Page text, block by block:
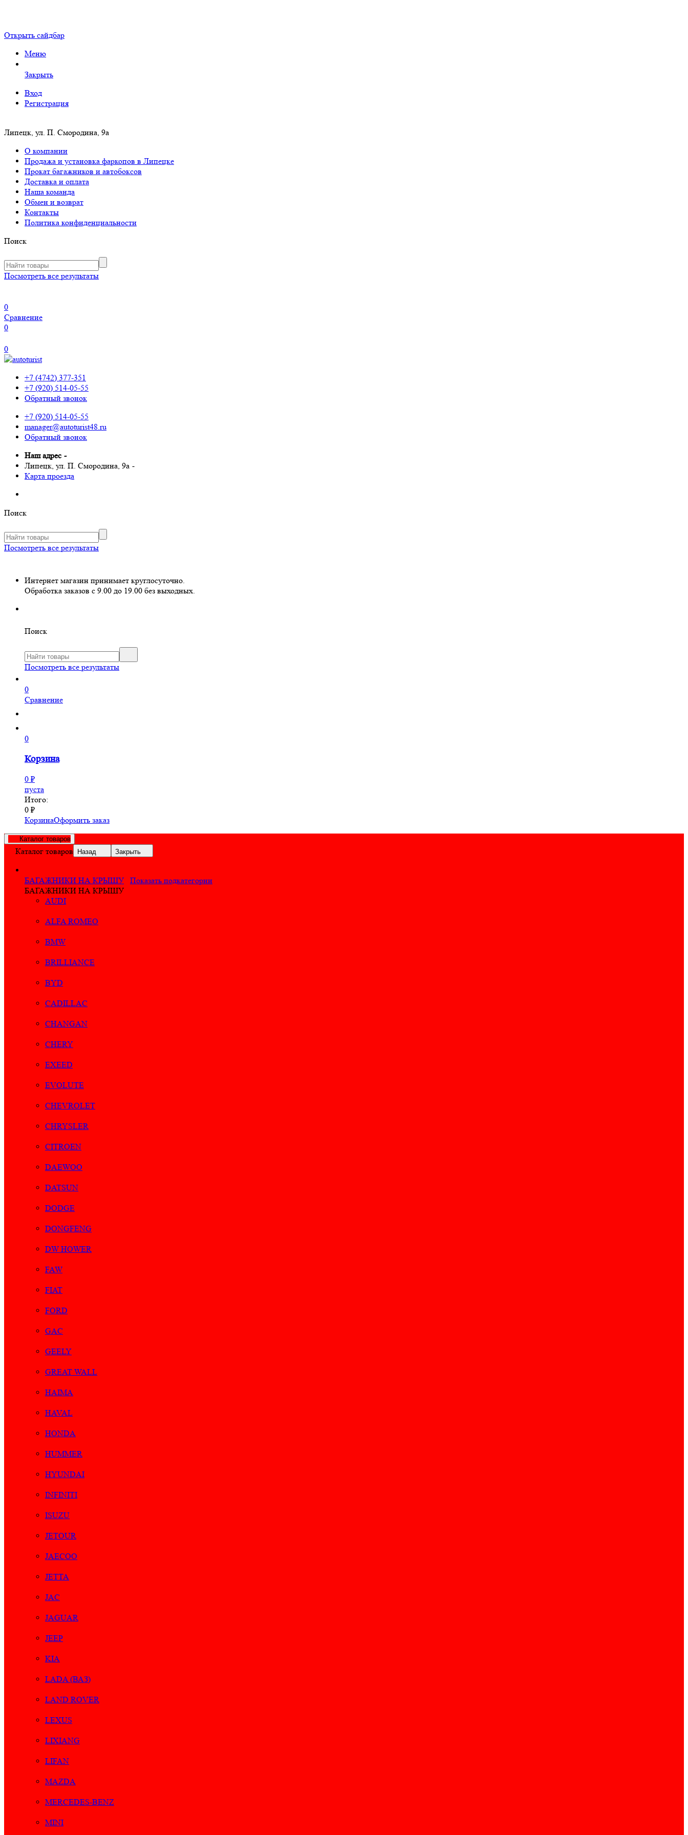
Открыть сайдбар
Меню
Закрыть
Вход
Регистрация
Липецк, ул. П. Смородина, 9а
О компании
Продажа и установка фаркопов в Липецке
Прокат багажников и автобоксов
Доставка и оплата
Наша команда
Обмен и возврат
Контакты
Политика конфиденциальности
Поиск
Посмотреть все результаты
0
Сравнение
0
0
+7 (4742) 377-351
+7 (920) 514-05-55
Обратный звонок
+7 (920) 514-05-55
manager@autoturist48.ru
Обратный звонок
Наш адрес -
Липецк, ул. П. Смородина, 9а -
Карта проезда
Поиск
Посмотреть все результаты
Интернет магазин принимает круглосуточно.
Обработка заказов с 9.00 до 19.00 без выходных.
Поиск
Посмотреть все результаты
0
Сравнение
0
Корзина
0 ₽
пуста
Итого:
0 ₽
КорзинаОформить заказ
Каталог товаров
Каталог товаров Назад Закрыть
БАГАЖНИКИ НА КРЫШУ
Показать подкатегории
БАГАЖНИКИ НА КРЫШУ
AUDI
ALFA ROMEO
BMW
BRILLIANCE
BYD
CADILLAC
CHANGAN
CHERY
EXEED
EVOLUTE
CHEVROLET
CHRYSLER
CITROEN
DAEWOO
DATSUN
DODGE
DONGFENG
DW HOWER
FAW
FIAT
FORD
GAC
GEELY
GREAT WALL
HAIMA
HAVAL
HONDA
HUMMER
HYUNDAI
INFINITI
ISUZU
JETOUR
JAECOO
JETTA
JAC
JAGUAR
JEEP
KIA
LADA (ВАЗ)
LAND ROVER
LEXUS
LIXIANG
LIFAN
MAZDA
MERCEDES-BENZ
MINI